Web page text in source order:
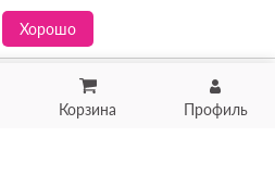
Корзина Профиль
Хорошо